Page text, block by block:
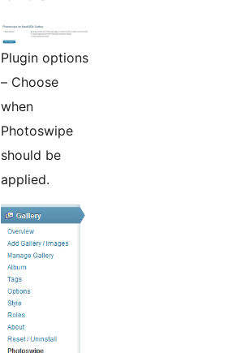
Plugin options
– Choose
when
Photoswipe
should be
applied.